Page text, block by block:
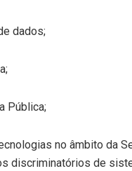
dados;
Pública;
no âmbito da
discriminatórios de